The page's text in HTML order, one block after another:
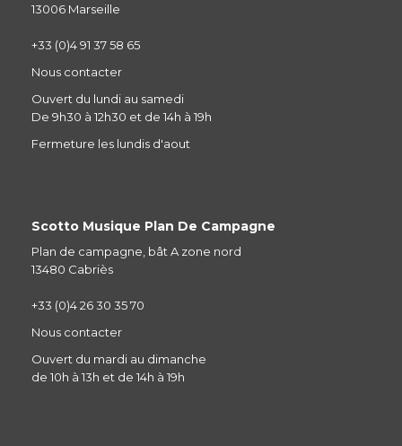
13006 Marseille
+33 (0)4 91 37 58 65
Nous contacter
Ouvert du lundi au samedi
De 9h30 à 12h30 et de 14h à 19h
Fermeture les lundis d'aout
Scotto Musique Plan De Campagne
Plan de campagne, bât A zone nord
13480 Cabriès
+33 (0)4 26 30 35 70
Nous contacter
Ouvert du mardi au dimanche
de 10h à 13h et de 14h à 19h